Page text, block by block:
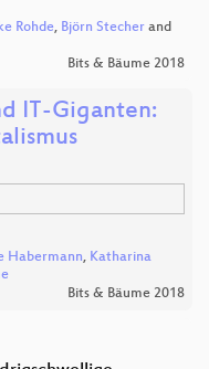
Rohde, Björn Stecher and
Bits & Bäume 2018
IT-Giganten:
Habermann, Katharina
Bits & Bäume 2018